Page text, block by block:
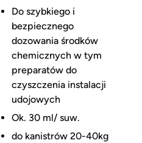
Do szybkiego i
bezpiecznego
dozowania środków
chemicznych w tym
preparatów do
czyszczenia instalacji
udojowych
Ok. 30 ml/ suw.
do kanistrów 20-40kg